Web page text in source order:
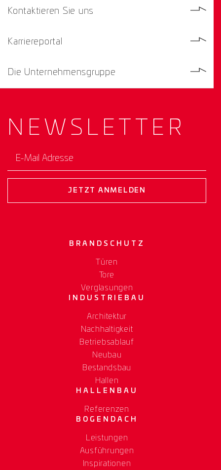
Kontaktieren Sie uns
Karriereportal
Die Unternehmensgruppe
NEWS­ LETTER
E-Mail Adresse
JETZT ANMELDEN
BRANDSCHUTZ
Türen
Tore
Verglasungen
INDUSTRIEBAU
Architektur
Nachhaltigkeit
Betriebsablauf
Neubau
Bestandsbau
Hallen
HALLENBAU
Referenzen
BOGENDACH
Leistungen
Ausführungen
Inspirationen